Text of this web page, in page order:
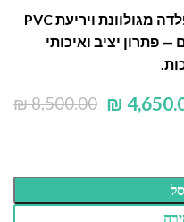
אוהל אירועים 6×10 מ׳ עם שלד פלדה מגולוונת ויריעת PVC
פתרון יציב ואיכותי
₪8,500.00 ₪